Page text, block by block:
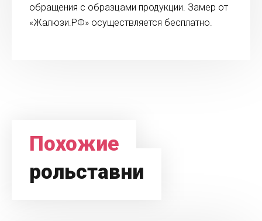
обращения с образцами продукции. Замер от
«Жалюзи.РФ» осуществляется бесплатно.
Похожие
рольставни